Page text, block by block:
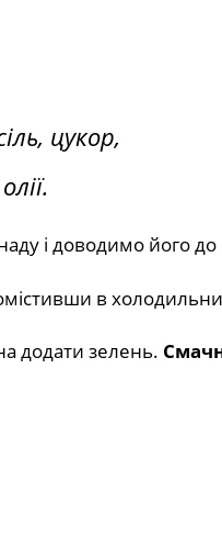
цукор,
і доводимо його
в
додати зелень.